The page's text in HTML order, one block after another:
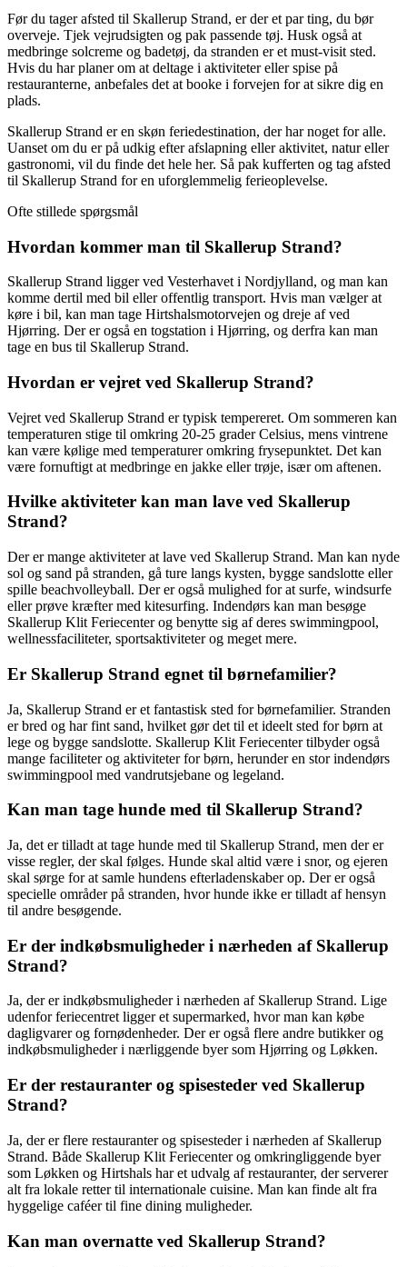
Før du tager afsted til Skallerup Strand, er der et par ting, du bør
overveje. Tjek vejrudsigten og pak passende tøj. Husk også at
medbringe solcreme og badetøj, da stranden er et must-visit sted.
Hvis du har planer om at deltage i aktiviteter eller spise på
restauranterne, anbefales det at booke i forvejen for at sikre dig en
plads.
Skallerup Strand er en skøn feriedestination, der har noget for alle.
Uanset om du er på udkig efter afslapning eller aktivitet, natur eller
gastronomi, vil du finde det hele her. Så pak kufferten og tag afsted
til Skallerup Strand for en uforglemmelig ferieoplevelse.
Ofte stillede spørgsmål
Hvordan kommer man til Skallerup Strand?
Skallerup Strand ligger ved Vesterhavet i Nordjylland, og man kan
komme dertil med bil eller offentlig transport. Hvis man vælger at
køre i bil, kan man tage Hirtshalsmotorvejen og dreje af ved
Hjørring. Der er også en togstation i Hjørring, og derfra kan man
tage en bus til Skallerup Strand.
Hvordan er vejret ved Skallerup Strand?
Vejret ved Skallerup Strand er typisk tempereret. Om sommeren kan
temperaturen stige til omkring 20-25 grader Celsius, mens vintrene
kan være kølige med temperaturer omkring frysepunktet. Det kan
være fornuftigt at medbringe en jakke eller trøje, især om aftenen.
Hvilke aktiviteter kan man lave ved Skallerup
Strand?
Der er mange aktiviteter at lave ved Skallerup Strand. Man kan nyde
sol og sand på stranden, gå ture langs kysten, bygge sandslotte eller
spille beachvolleyball. Der er også mulighed for at surfe, windsurfe
eller prøve kræfter med kitesurfing. Indendørs kan man besøge
Skallerup Klit Feriecenter og benytte sig af deres swimmingpool,
wellnessfaciliteter, sportsaktiviteter og meget mere.
Er Skallerup Strand egnet til børnefamilier?
Ja, Skallerup Strand er et fantastisk sted for børnefamilier. Stranden
er bred og har fint sand, hvilket gør det til et ideelt sted for børn at
lege og bygge sandslotte. Skallerup Klit Feriecenter tilbyder også
mange faciliteter og aktiviteter for børn, herunder en stor indendørs
swimmingpool med vandrutsjebane og legeland.
Kan man tage hunde med til Skallerup Strand?
Ja, det er tilladt at tage hunde med til Skallerup Strand, men der er
visse regler, der skal følges. Hunde skal altid være i snor, og ejeren
skal sørge for at samle hundens efterladenskaber op. Der er også
specielle områder på stranden, hvor hunde ikke er tilladt af hensyn
til andre besøgende.
Er der indkøbsmuligheder i nærheden af Skallerup
Strand?
Ja, der er indkøbsmuligheder i nærheden af Skallerup Strand. Lige
udenfor feriecentret ligger et supermarked, hvor man kan købe
dagligvarer og fornødenheder. Der er også flere andre butikker og
indkøbsmuligheder i nærliggende byer som Hjørring og Løkken.
Er der restauranter og spisesteder ved Skallerup
Strand?
Ja, der er flere restauranter og spisesteder i nærheden af Skallerup
Strand. Både Skallerup Klit Feriecenter og omkringliggende byer
som Løkken og Hirtshals har et udvalg af restauranter, der serverer
alt fra lokale retter til internationale cuisine. Man kan finde alt fra
hyggelige caféer til fine dining muligheder.
Kan man overnatte ved Skallerup Strand?